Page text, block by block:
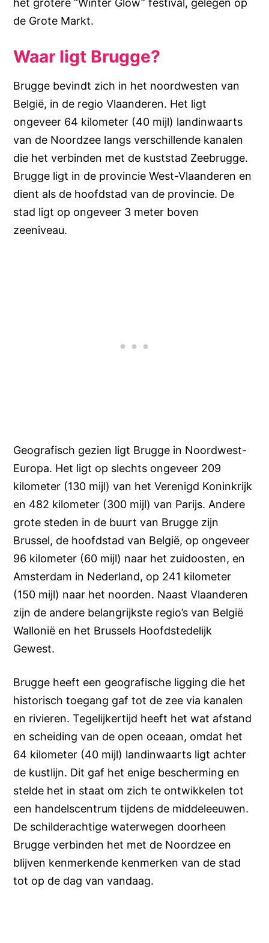
het grotere “Winter Glow” festival, gelegen op
de Grote Markt.
Waar ligt Brugge?
Brugge bevindt zich in het noordwesten van
België, in de regio Vlaanderen. Het ligt
ongeveer 64 kilometer (40 mijl) landinwaarts
van de Noordzee langs verschillende kanalen
die het verbinden met de kuststad Zeebrugge.
Brugge ligt in de provincie West-Vlaanderen en
dient als de hoofdstad van de provincie. De
stad ligt op ongeveer 3 meter boven
zeeniveau.
Geografisch gezien ligt Brugge in Noordwest-
Europa. Het ligt op slechts ongeveer 209
kilometer (130 mijl) van het Verenigd Koninkrijk
en 482 kilometer (300 mijl) van Parijs. Andere
grote steden in de buurt van Brugge zijn
Brussel, de hoofdstad van België, op ongeveer
96 kilometer (60 mijl) naar het zuidoosten, en
Amsterdam in Nederland, op 241 kilometer
(150 mijl) naar het noorden. Naast Vlaanderen
zijn de andere belangrijkste regio’s van België
Wallonië en het Brussels Hoofdstedelijk
Gewest.
Brugge heeft een geografische ligging die het
historisch toegang gaf tot de zee via kanalen
en rivieren. Tegelijkertijd heeft het wat afstand
en scheiding van de open oceaan, omdat het
64 kilometer (40 mijl) landinwaarts ligt achter
de kustlijn. Dit gaf het enige bescherming en
stelde het in staat om zich te ontwikkelen tot
een handelscentrum tijdens de middeleeuwen.
De schilderachtige waterwegen doorheen
Brugge verbinden het met de Noordzee en
blijven kenmerkende kenmerken van de stad
tot op de dag van vandaag.